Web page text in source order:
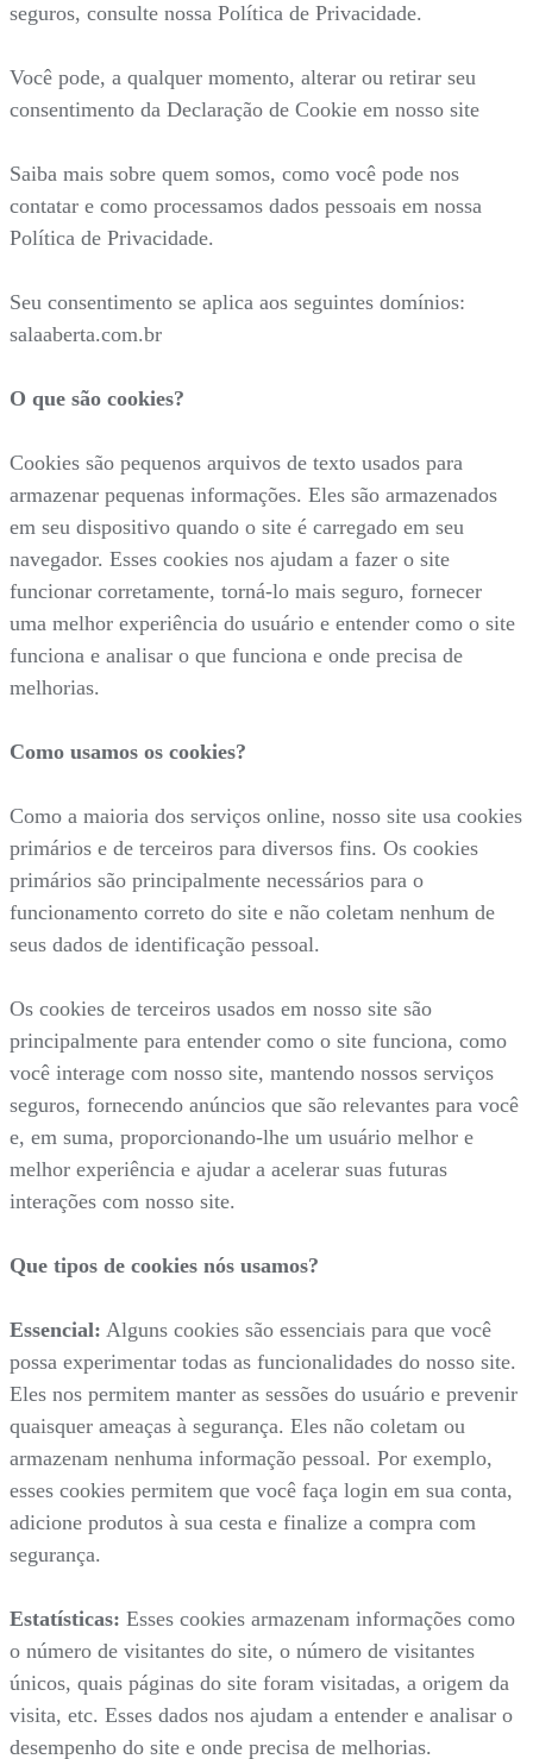
seguros, consulte nossa Política de Privacidade.
Você pode, a qualquer momento, alterar ou retirar seu
consentimento da Declaração de Cookie em nosso site
Saiba mais sobre quem somos, como você pode nos
contatar e como processamos dados pessoais em nossa
Política de Privacidade.
Seu consentimento se aplica aos seguintes domínios:
salaaberta.com.br
O que são cookies?
Cookies são pequenos arquivos de texto usados para
armazenar pequenas informações. Eles são armazenados
em seu dispositivo quando o site é carregado em seu
navegador. Esses cookies nos ajudam a fazer o site
funcionar corretamente, torná-lo mais seguro, fornecer
uma melhor experiência do usuário e entender como o site
funciona e analisar o que funciona e onde precisa de
melhorias.
Como usamos os cookies?
Como a maioria dos serviços online, nosso site usa cookies
primários e de terceiros para diversos fins. Os cookies
primários são principalmente necessários para o
funcionamento correto do site e não coletam nenhum de
seus dados de identificação pessoal.
Os cookies de terceiros usados em nosso site são
principalmente para entender como o site funciona, como
você interage com nosso site, mantendo nossos serviços
seguros, fornecendo anúncios que são relevantes para você
e, em suma, proporcionando-lhe um usuário melhor e
melhor experiência e ajudar a acelerar suas futuras
interações com nosso site.
Que tipos de cookies nós usamos?
Essencial: Alguns cookies são essenciais para que você
possa experimentar todas as funcionalidades do nosso site.
Eles nos permitem manter as sessões do usuário e prevenir
quaisquer ameaças à segurança. Eles não coletam ou
armazenam nenhuma informação pessoal. Por exemplo,
esses cookies permitem que você faça login em sua conta,
adicione produtos à sua cesta e finalize a compra com
segurança.
Estatísticas: Esses cookies armazenam informações como
o número de visitantes do site, o número de visitantes
únicos, quais páginas do site foram visitadas, a origem da
visita, etc. Esses dados nos ajudam a entender e analisar o
desempenho do site e onde precisa de melhorias.